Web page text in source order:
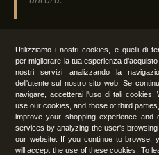
Utilizziamo i nostri cookies, e quelli di
per migliorare la tua esperienza
nostri servizi analizzando la
dell'utente sul nostro sito web. Se
navigare, accetterai l'uso di tali cookies.
use our cookies, and those of third
improve your shopping experience and
services by analyzing the user's browsing
our website. If you continue to browse,
will accept the use of these cookies. To
Tenuta
Via Crocetta 16, Loc. Ulignano 53037
Tutti i diritti sono riservati |
Privacy
Albo
TENUTA TORCIANO AZIENDA
P.IVA: IT00375840527 -C.F.: